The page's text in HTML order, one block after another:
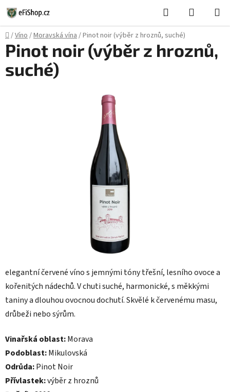
Přejít
na
obsah
Hledat
KOŠÍK
Domů
/Víno/Moravská vína/Pinot noir (výběr z hroznů, suché)
elegantní červené víno s jemnými tóny třešní, lesního ovoce a
kořenitých nádechů. V chuti suché, harmonické, s měkkými
taniny a dlouhou ovocnou dochutí. Skvělé k červenému masu,
drůbeži nebo sýrům.
Vinařská oblast:Morava
Podoblast:Mikulovská
Odrůda:Pinot Noir
Přívlastek:výběr z hroznů
Pinot noir (výběr z hroznů,
suché)